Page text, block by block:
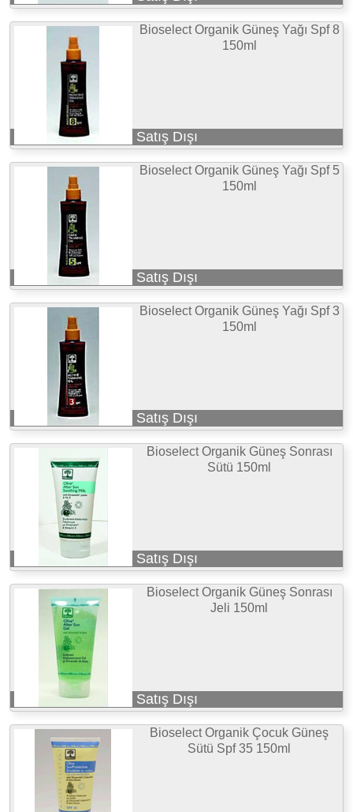
Bioselect Organik Güneş Yağı Spf 8
150ml
Satış Dışı
Bioselect Organik Güneş Yağı Spf 5
150ml
Satış Dışı
Bioselect Organik Güneş Yağı Spf 3
150ml
Satış Dışı
Bioselect Organik Güneş Sonrası
Sütü 150ml
Satış Dışı
Bioselect Organik Güneş Sonrası
Jeli 150ml
Satış Dışı
Bioselect Organik Çocuk Güneş
Sütü Spf 35 150ml